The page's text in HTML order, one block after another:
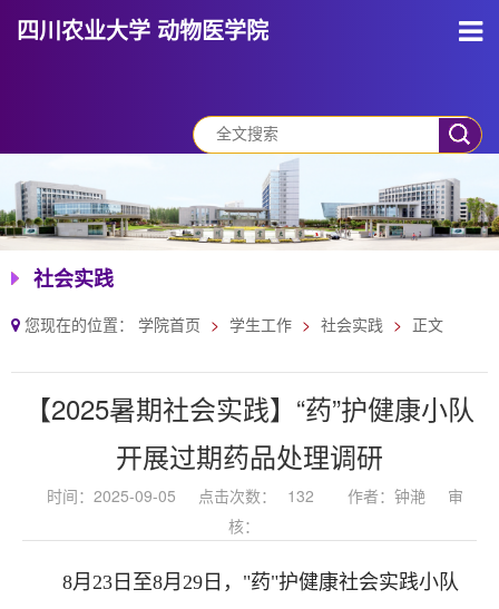
四川农业大学 动物医学院
社会实践
您现在的位置： 学院首页 学生工作 社会实践 正文
【2025暑期社会实践】“药”护健康小队
开展过期药品处理调研
时间：2025-09-05 点击次数： 132 作者：钟滟
审
核：
8月23日至8月29日，"药"护健康社会实践小队